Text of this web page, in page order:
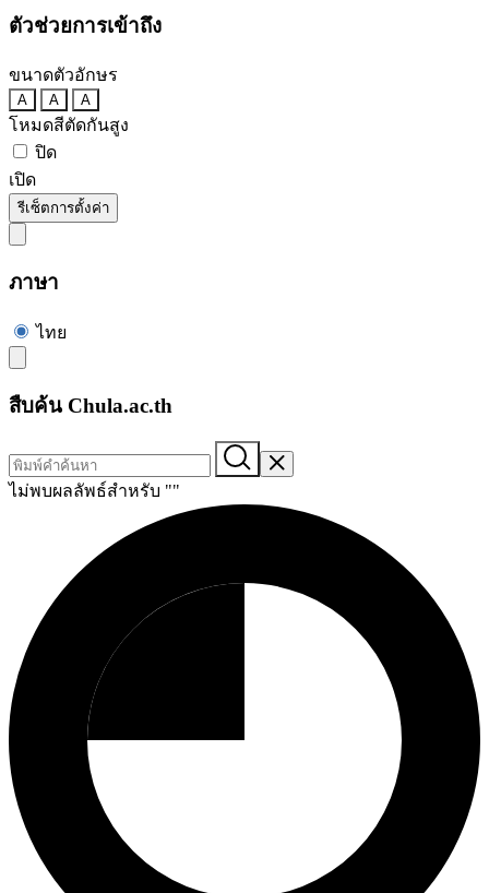
ตัวช่วยการเข้าถึง
ขนาดตัวอักษร
A A A
โหมดสีตัดกันสูง
ปิด
เปิด
รีเซ็ตการตั้งค่า
ภาษา
ไทย
สืบค้น Chula.ac.th
ไม่พบผลลัพธ์สำหรับ ""